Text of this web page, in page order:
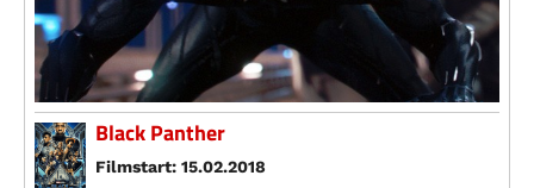
Black Panther
Filmstart: 15.02.2018